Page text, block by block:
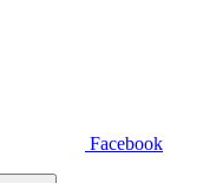
Facebook